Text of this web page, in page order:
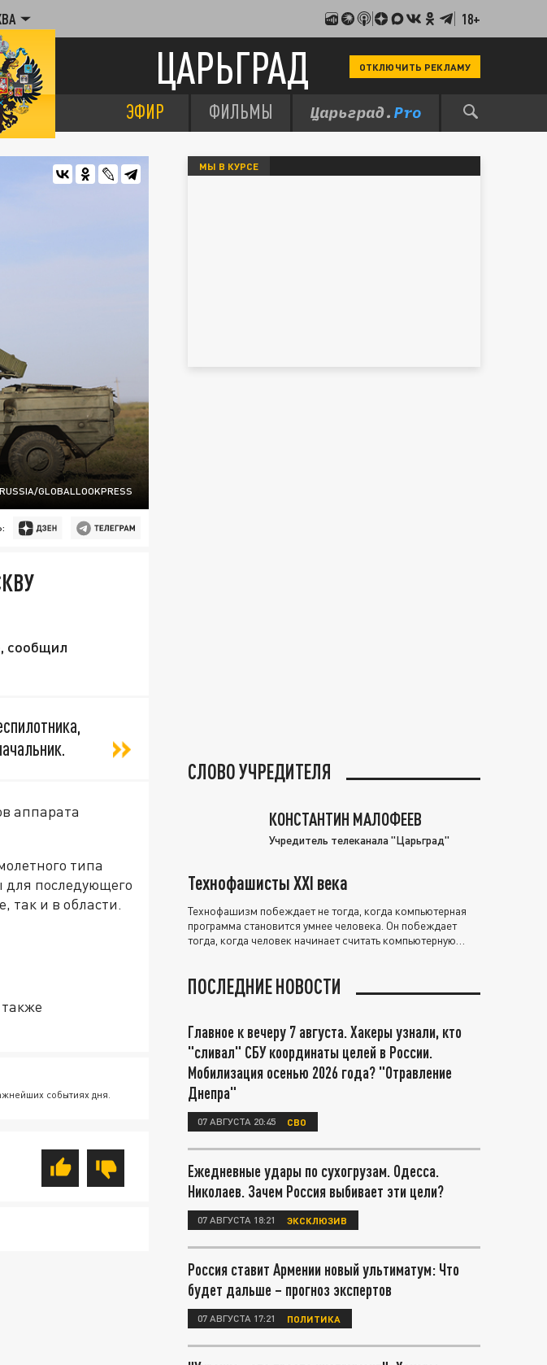
18+
ЦАРЬГРАД ОТКЛЮЧИТЬ РЕКЛАМУ
ЭФИР ФИЛЬМЫ
GLOBALLOOKPRESS
сообщил
аппарата
типа
для последующего
так и в области.
событиях дня.
МЫ В КУРСЕ
СЛОВО УЧРЕДИТЕЛЯ
КОНСТАНТИН МАЛОФЕЕВ
Учредитель телеканала "Царьград"
Технофашисты XXI века
Технофашизм побеждает не тогда, когда компьютерная
программа становится умнее человека. Он побеждает
тогда, когда человек начинает считать компьютерную
ПОСЛЕДНИЕ НОВОСТИ
Главное к вечеру 7 августа. Хакеры узнали, кто
"сливал" СБУ координаты целей в России.
Мобилизация осенью 2026 года? "Отравление
Днепра"
07 АВГУСТА 20:45 СВО
Ежедневные удары по сухогрузам. Одесса.
Николаев. Зачем Россия выбивает эти цели?
07 АВГУСТА 18:21 ЭКСКЛЮЗИВ
Россия ставит Армении новый ультиматум: Что
будет дальше – прогноз экспертов
07 АВГУСТА 17:21 ПОЛИТИКА